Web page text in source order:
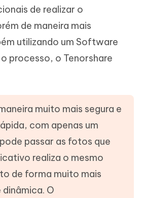
de realizar o
de maneira mais
utilizando um Software
processo, o Tenorshare
muito mais segura e
com apenas um
passar as fotos que
realiza o mesmo
de forma muito mais
O